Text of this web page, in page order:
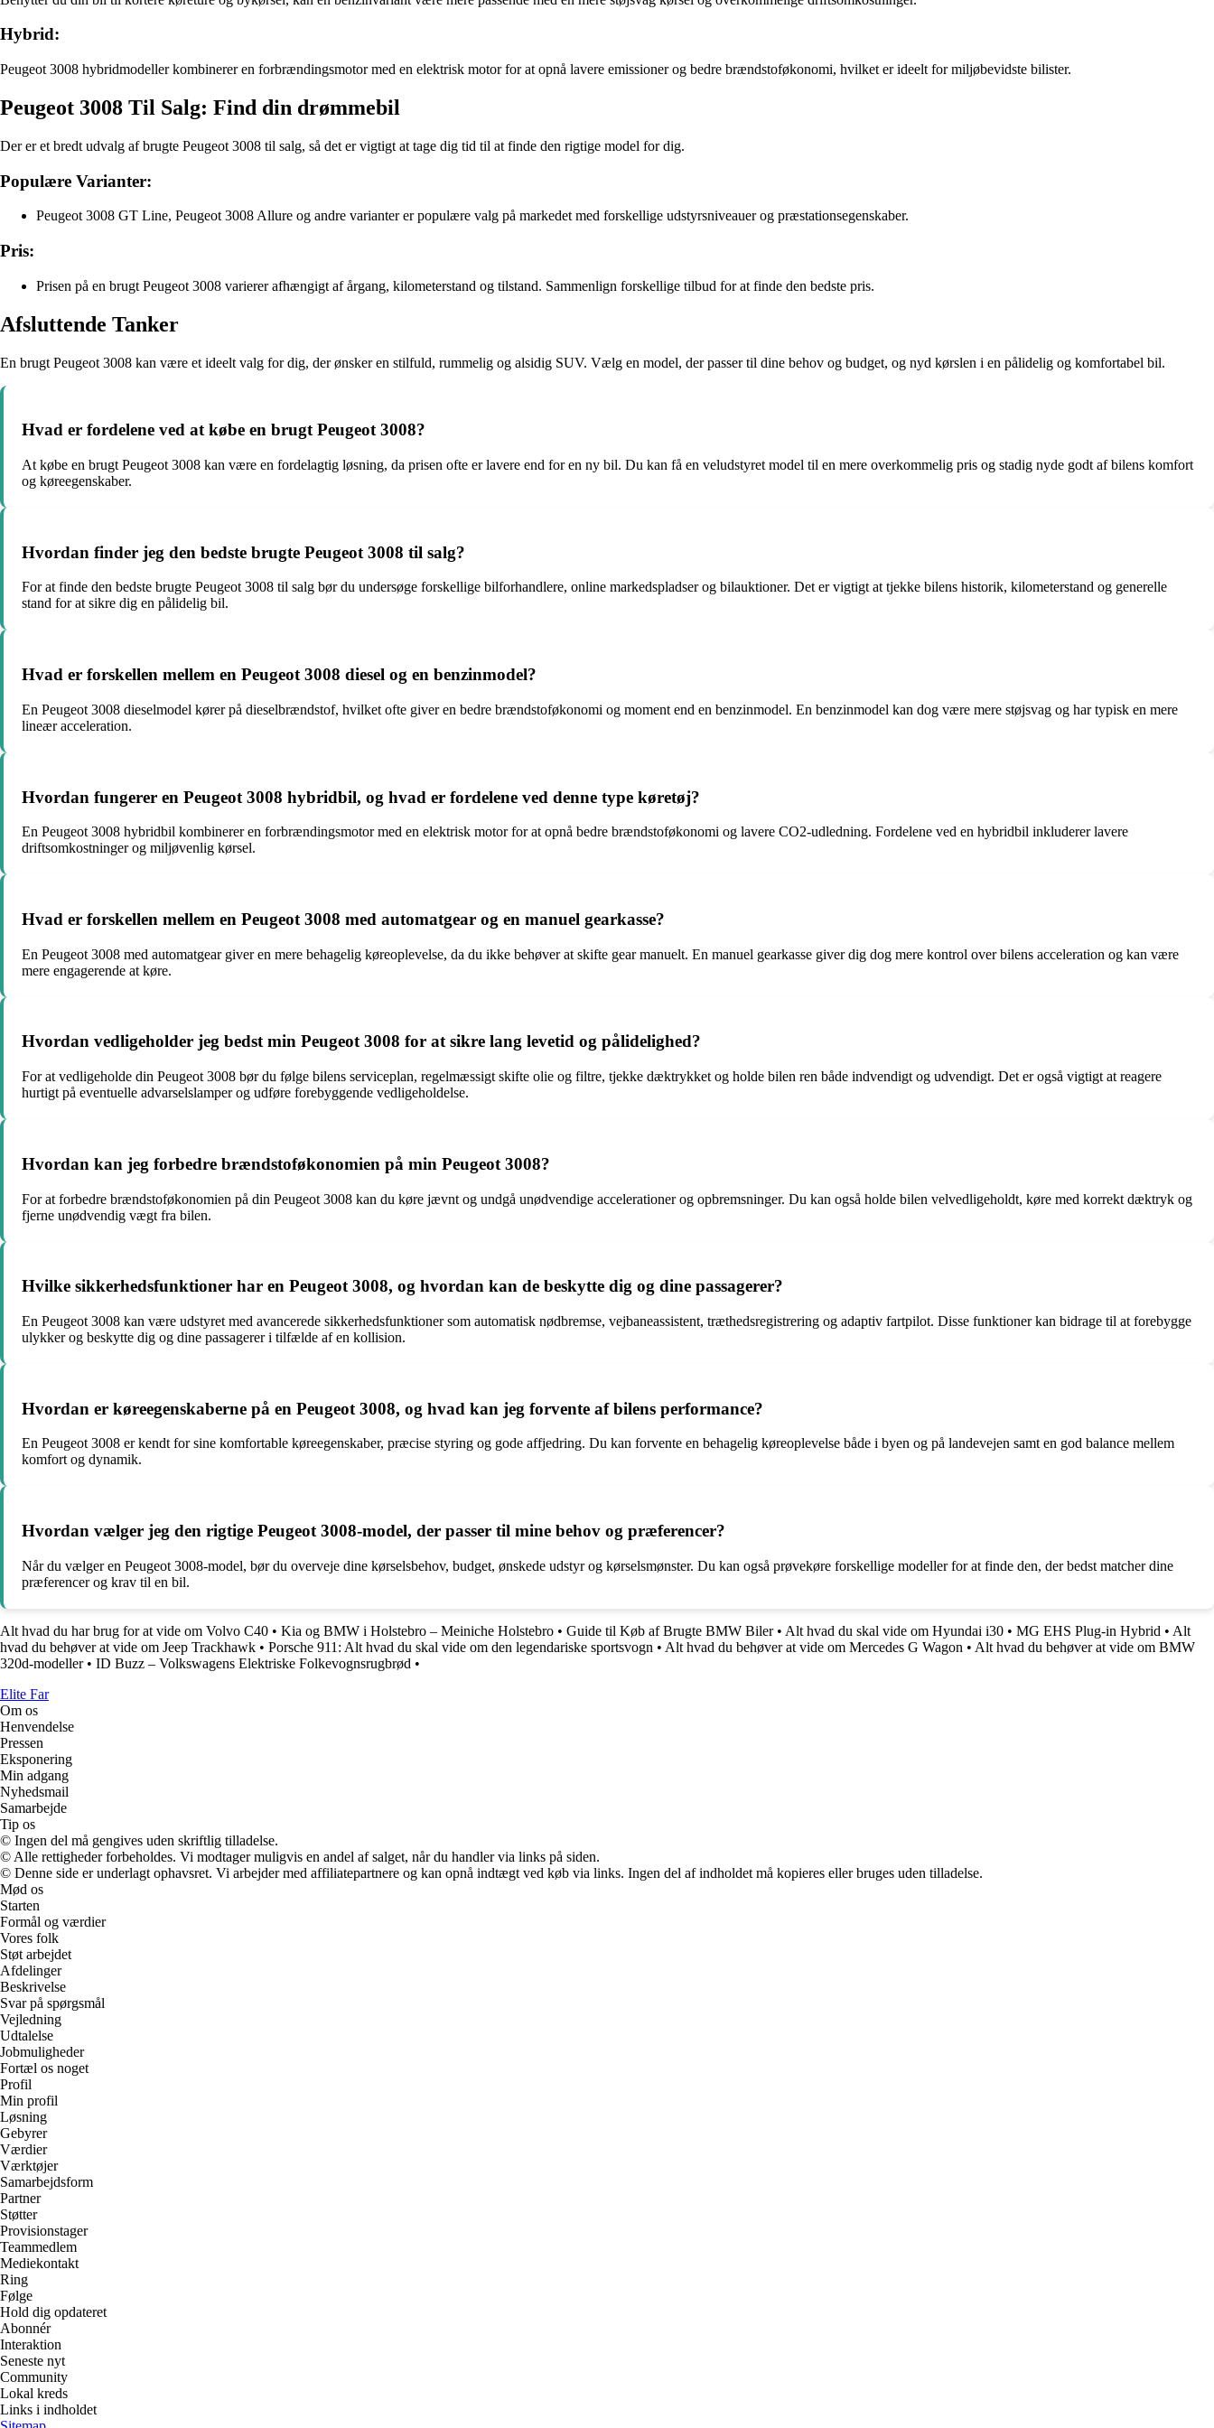
Hybrid:
Peugeot 3008 hybridmodeller kombinerer en forbrændingsmotor med en elektrisk motor for at opnå lavere emissioner og bedre brændstoføkonomi, hvilket er ideelt for miljøbevidste bilister.
Peugeot 3008 Til Salg: Find din drømmebil
Der er et bredt udvalg af brugte Peugeot 3008 til salg, så det er vigtigt at tage dig tid til at finde den rigtige model for dig.
Populære Varianter:
Peugeot 3008 GT Line, Peugeot 3008 Allure og andre varianter er populære valg på markedet med forskellige udstyrsniveauer og præstationsegenskaber.
Pris:
Prisen på en brugt Peugeot 3008 varierer afhængigt af årgang, kilometerstand og tilstand. Sammenlign forskellige tilbud for at finde den bedste pris.
Afsluttende Tanker
En brugt Peugeot 3008 kan være et ideelt valg for dig, der ønsker en stilfuld, rummelig og alsidig SUV. Vælg en model, der passer til dine behov og budget, og nyd kørslen i en pålidelig og komfortabel bil.
Hvad er fordelene ved at købe en brugt Peugeot 3008?
At købe en brugt Peugeot 3008 kan være en fordelagtig løsning, da prisen ofte er lavere end for en ny bil. Du kan få en veludstyret model til en mere overkommelig pris og stadig nyde godt af bilens komfort
og køreegenskaber.
Hvordan finder jeg den bedste brugte Peugeot 3008 til salg?
For at finde den bedste brugte Peugeot 3008 til salg bør du undersøge forskellige bilforhandlere, online markedspladser og bilauktioner. Det er vigtigt at tjekke bilens historik, kilometerstand og generelle
stand for at sikre dig en pålidelig bil.
Hvad er forskellen mellem en Peugeot 3008 diesel og en benzinmodel?
En Peugeot 3008 dieselmodel kører på dieselbrændstof, hvilket ofte giver en bedre brændstoføkonomi og moment end en benzinmodel. En benzinmodel kan dog være mere støjsvag og har typisk en mere
lineær acceleration.
Hvordan fungerer en Peugeot 3008 hybridbil, og hvad er fordelene ved denne type køretøj?
En Peugeot 3008 hybridbil kombinerer en forbrændingsmotor med en elektrisk motor for at opnå bedre brændstoføkonomi og lavere CO2-udledning. Fordelene ved en hybridbil inkluderer lavere
driftsomkostninger og miljøvenlig kørsel.
Hvad er forskellen mellem en Peugeot 3008 med automatgear og en manuel gearkasse?
En Peugeot 3008 med automatgear giver en mere behagelig køreoplevelse, da du ikke behøver at skifte gear manuelt. En manuel gearkasse giver dig dog mere kontrol over bilens acceleration og kan være
mere engagerende at køre.
Hvordan vedligeholder jeg bedst min Peugeot 3008 for at sikre lang levetid og pålidelighed?
For at vedligeholde din Peugeot 3008 bør du følge bilens serviceplan, regelmæssigt skifte olie og filtre, tjekke dæktrykket og holde bilen ren både indvendigt og udvendigt. Det er også vigtigt at reagere
hurtigt på eventuelle advarselslamper og udføre forebyggende vedligeholdelse.
Hvordan kan jeg forbedre brændstoføkonomien på min Peugeot 3008?
For at forbedre brændstoføkonomien på din Peugeot 3008 kan du køre jævnt og undgå unødvendige accelerationer og opbremsninger. Du kan også holde bilen velvedligeholdt, køre med korrekt dæktryk og
fjerne unødvendig vægt fra bilen.
Hvilke sikkerhedsfunktioner har en Peugeot 3008, og hvordan kan de beskytte dig og dine passagerer?
En Peugeot 3008 kan være udstyret med avancerede sikkerhedsfunktioner som automatisk nødbremse, vejbaneassistent, træthedsregistrering og adaptiv fartpilot. Disse funktioner kan bidrage til at forebygge
ulykker og beskytte dig og dine passagerer i tilfælde af en kollision.
Hvordan er køreegenskaberne på en Peugeot 3008, og hvad kan jeg forvente af bilens performance?
En Peugeot 3008 er kendt for sine komfortable køreegenskaber, præcise styring og gode affjedring. Du kan forvente en behagelig køreoplevelse både i byen og på landevejen samt en god balance mellem
komfort og dynamik.
Hvordan vælger jeg den rigtige Peugeot 3008-model, der passer til mine behov og præferencer?
Når du vælger en Peugeot 3008-model, bør du overveje dine kørselsbehov, budget, ønskede udstyr og kørselsmønster. Du kan også prøvekøre forskellige modeller for at finde den, der bedst matcher dine
præferencer og krav til en bil.
Alt hvad du har brug for at vide om Volvo C40 • Kia og BMW i Holstebro – Meiniche Holstebro • Guide til Køb af Brugte BMW Biler• Alt hvad du skal vide om Hyundai i30 • MG EHS Plug-in Hybrid • Alt
hvad du behøver at vide om Jeep Trackhawk • Porsche 911: Alt hvad du skal vide om den legendariske sportsvogn • Alt hvad du behøver at vide om Mercedes G Wagon • Alt hvad du behøver at vide om BMW
320d-modeller• ID Buzz – Volkswagens Elektriske Folkevognsrugbrød •
Elite Far
Om os
Henvendelse
Pressen
Eksponering
Min adgang
Nyhedsmail
Samarbejde
Tip os
© Ingen del må gengives uden skriftlig tilladelse.
© Alle rettigheder forbeholdes. Vi modtager muligvis en andel af salget, når du handler via links på siden.
© Denne side er underlagt ophavsret. Vi arbejder med affiliatepartnere og kan opnå indtægt ved køb via links. Ingen del af indholdet må kopieres eller bruges uden tilladelse.
Mød os
Starten
Formål og værdier
Vores folk
Støt arbejdet
Afdelinger
Beskrivelse
Svar på spørgsmål
Vejledning
Udtalelse
Jobmuligheder
Fortæl os noget
Profil
Min profil
Løsning
Gebyrer
Værdier
Værktøjer
Samarbejdsform
Partner
Støtter
Provisionstager
Teammedlem
Mediekontakt
Ring
Følge
Hold dig opdateret
Abonnér
Interaktion
Seneste nyt
Community
Lokal kreds
Links i indholdet